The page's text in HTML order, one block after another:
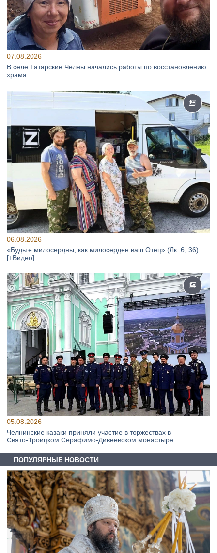
07.08.2026
В селе Татарские Челны начались работы по восстановлению
храма
06.08.2026
«Будьте милосердны, как милосерден ваш Отец» (Лк. 6, 36)
[+Видео]
05.08.2026
Челнинские казаки приняли участие в торжествах в
Свято‑Троицком Серафимо‑Дивеевском монастыре
ПОПУЛЯРНЫЕ НОВОСТИ